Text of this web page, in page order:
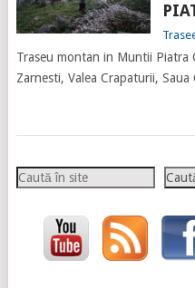
Traseu montan in Muntii Piatra
Zarnesti, Valea Crapaturii,
Caută